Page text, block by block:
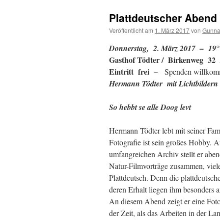
Plattdeutscher Abend
Veröffentlicht am 1. März 2017von
Donnerstag, 2. März 2017–
Gasthof Tödter/ Birkenweg 32
Eintritt frei – Spenden
Hermann Tödter mit Lichtbildern
So hebbt se alle Doog levt
Hermann Tödter lebt mit seiner
Fotografie ist sein großes Hobby.
umfangreichen Archiv stellt er
Natur-Filmvorträge zusammen,
Plattdeutsch. Denn die
deren Erhalt liegen ihm besonders
An diesem Abend zeigt er eine
der Zeit, als das Arbeiten in der